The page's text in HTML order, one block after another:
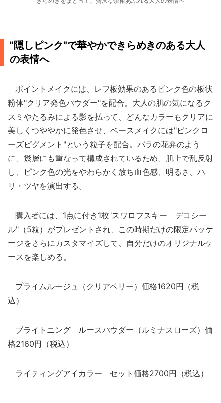
"隠しピンク"で華やかできらめきのある大人
の表情へ
ポイントメイクには、レフ板効果のあるピンク色の板状
粉体"クリア発色パウダー"を配合。大人の肌の気になるク
スミやたるみによる影を払って、どんなカラーもクリアに
美しくつややかに発色させ、ベースメイクには"ピンクロ
ーズピグメント"という粒子を配合。バラの花弁のよう
に、幾層にも重なって構成されているため、肌上で乱反射
し、ピンク色の光をやわらかく放ち血色感、明るさ、ハ
リ・ツヤを演出する。
購入者には、1点に付き1枚"スワロフスキー デコシー
ル"（5粒）がプレゼントされ、この時期だけの限定パッケ
ージをさらにカスタマイズして、自分だけのオリジナルケ
ースを楽しめる。
プライムルージュ（クリアベリー）価格1620円（税
込）
ブライトニング ルースパウダー（ルミナスローズ）価
格2160円（税込）
ライティングアイカラー セット価格2700円（税込）